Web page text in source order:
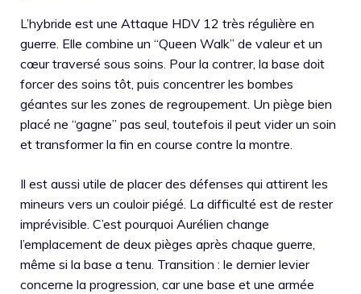
L’hybride est une Attaque HDV 12 très régulière en
guerre. Elle combine un “Queen Walk” de valeur et un
cœur traversé sous soins. Pour la contrer, la base doit
forcer des soins tôt, puis concentrer les bombes
géantes sur les zones de regroupement. Un piège bien
placé ne “gagne” pas seul, toutefois il peut vider un soin
et transformer la fin en course contre la montre.
Il est aussi utile de placer des défenses qui attirent les
mineurs vers un couloir piégé. La difficulté est de rester
imprévisible. C’est pourquoi Aurélien change
l’emplacement de deux pièges après chaque guerre,
même si la base a tenu. Transition : le dernier levier
concerne la progression, car une base et une armée